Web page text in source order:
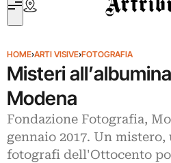
HOME›ARTI VISIVE›FOTOGRAFIA
Misteri
Modena
Fondazione Fotografia,
gennaio 2017. Un
fotografi dell'Ottocento